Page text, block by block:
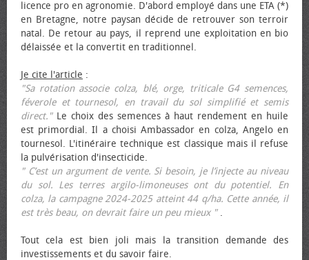
licence pro en agronomie. D'abord employé dans une ETA (*)
en Bretagne, notre paysan décide de retrouver son terroir
natal. De retour au pays, il reprend une exploitation en bio
délaissée et la convertit en traditionnel.
Je cite l'article :
"Sa rotation associe colza, blé, orge, triticale G4 semences,
féverole et tournesol, en travail du sol simplifié et semis
direct."Le choix des semences à haut rendement en huile
est primordial. Il a choisi Ambassador en colza, Angelo en
tournesol. L'itinéraire technique est classique mais il refuse
la pulvérisation d'insecticide.
" C’est un argument de vente. Si besoin, je l’injecte au niveau
du sol. Les terres argilo-limoneuses ont du potentiel. En
colza, la campagne 2024-2025 atteint 44 q/ha. Cette année, il
est très beau, on devrait faire un peu mieux ".
Tout cela est bien joli mais la transition demande des
investissements et du savoir faire.